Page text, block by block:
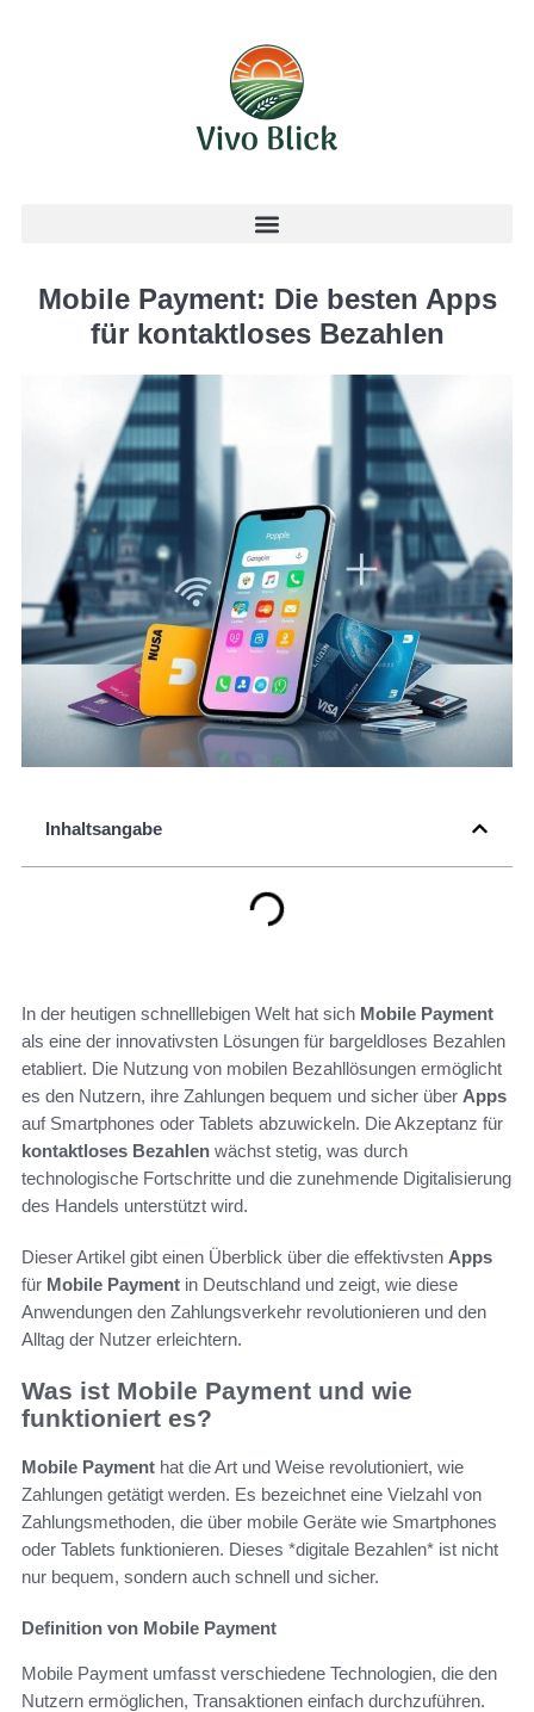
Mobile Payment: Die besten Apps
für kontaktloses Bezahlen
Inhaltsangabe
In der heutigen schnelllebigen Welt hat sich Mobile Payment
als eine der innovativsten Lösungen für bargeldloses Bezahlen
etabliert. Die Nutzung von mobilen Bezahllösungen ermöglicht
es den Nutzern, ihre Zahlungen bequem und sicher über Apps
auf Smartphones oder Tablets abzuwickeln. Die Akzeptanz für
kontaktloses Bezahlen wächst stetig, was durch
technologische Fortschritte und die zunehmende Digitalisierung
des Handels unterstützt wird.
Dieser Artikel gibt einen Überblick über die effektivsten Apps
für Mobile Payment in Deutschland und zeigt, wie diese
Anwendungen den Zahlungsverkehr revolutionieren und den
Alltag der Nutzer erleichtern.
Was ist Mobile Payment und wie
funktioniert es?
Mobile Payment hat die Art und Weise revolutioniert, wie
Zahlungen getätigt werden. Es bezeichnet eine Vielzahl von
Zahlungsmethoden, die über mobile Geräte wie Smartphones
oder Tablets funktionieren. Dieses *digitale Bezahlen* ist nicht
nur bequem, sondern auch schnell und sicher.
Definition von Mobile Payment
Mobile Payment umfasst verschiedene Technologien, die den
Nutzern ermöglichen, Transaktionen einfach durchzuführen.